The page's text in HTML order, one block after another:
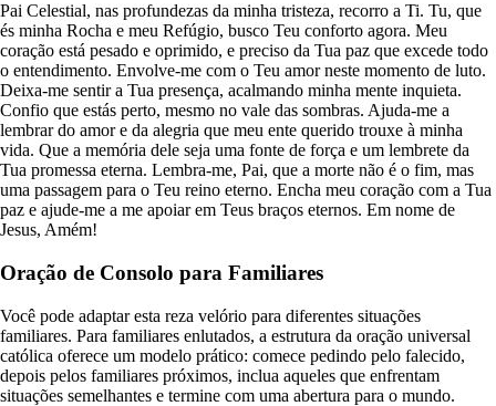
Pai Celestial, nas profundezas da minha tristeza, recorro a Ti. Tu, que
és minha Rocha e meu Refúgio, busco Teu conforto agora. Meu
coração está pesado e oprimido, e preciso da Tua paz que excede todo
o entendimento. Envolve-me com o Teu amor neste momento de luto.
Deixa-me sentir a Tua presença, acalmando minha mente inquieta.
Confio que estás perto, mesmo no vale das sombras. Ajuda-me a
lembrar do amor e da alegria que meu ente querido trouxe à minha
vida. Que a memória dele seja uma fonte de força e um lembrete da
Tua promessa eterna. Lembra-me, Pai, que a morte não é o fim, mas
uma passagem para o Teu reino eterno. Encha meu coração com a Tua
paz e ajude-me a me apoiar em Teus braços eternos. Em nome de
Jesus, Amém!
Oração de Consolo para Familiares
Você pode adaptar esta reza velório para diferentes situações
familiares. Para familiares enlutados, a estrutura da oração universal
católica oferece um modelo prático: comece pedindo pelo falecido,
depois pelos familiares próximos, inclua aqueles que enfrentam
situações semelhantes e termine com uma abertura para o mundo.